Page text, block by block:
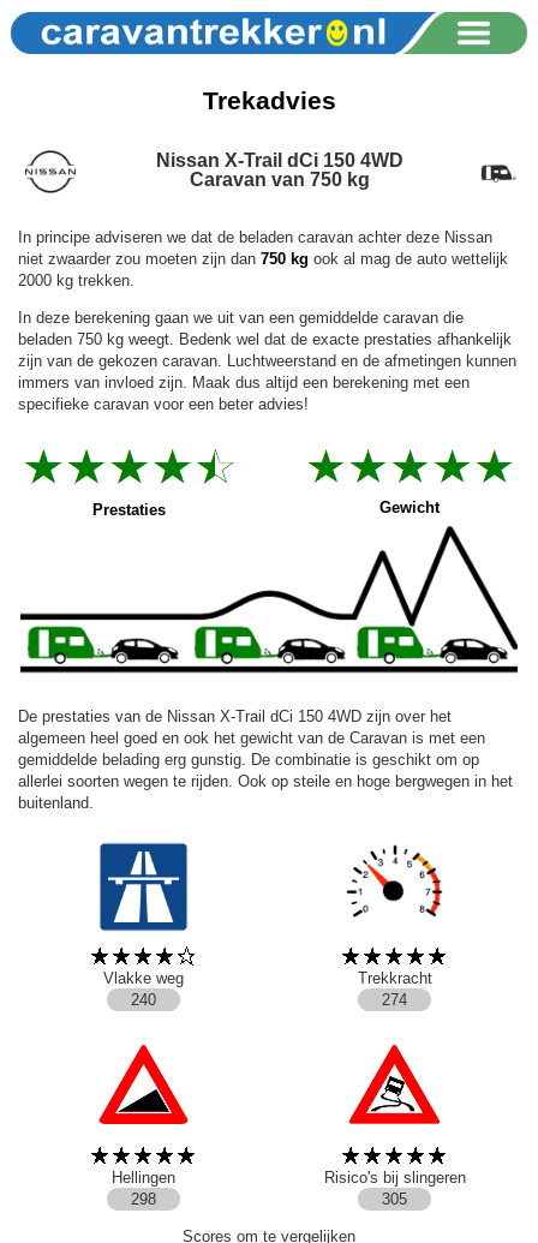
Trekadvies
Nissan X-Trail dCi 150 4WD
Caravan van 750 kg
In principe adviseren we dat de beladen caravan achter deze Nissan
niet zwaarder zou moeten zijn dan 750 kg ook al mag de auto wettelijk
2000 kg trekken.
In deze berekening gaan we uit van een gemiddelde caravan die
beladen 750 kg weegt. Bedenk wel dat de exacte prestaties afhankelijk
zijn van de gekozen caravan. Luchtweerstand en de afmetingen kunnen
immers van invloed zijn. Maak dus altijd een berekening met een
specifieke caravan voor een beter advies!
Prestaties Gewicht
De prestaties van de Nissan X-Trail dCi 150 4WD zijn over het
algemeen heel goed en ook het gewicht van de Caravan is met een
gemiddelde belading erg gunstig. De combinatie is geschikt om op
allerlei soorten wegen te rijden. Ook op steile en hoge bergwegen in het
buitenland.
Vlakke weg
Trekkracht
240
274
Hellingen
Risico's bij slingeren
298
305
Scores om te vergelijken